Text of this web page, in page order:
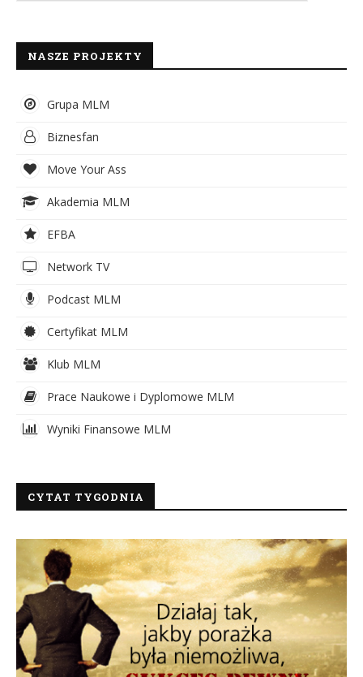
NASZE PROJEKTY
Grupa MLM
Biznesfan
Move Your Ass
Akademia MLM
EFBA
Network TV
Podcast MLM
Certyfikat MLM
Klub MLM
Prace Naukowe i Dyplomowe MLM
Wyniki Finansowe MLM
CYTAT TYGODNIA